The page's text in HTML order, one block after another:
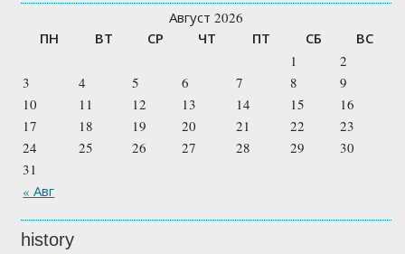
Август 2026
ПН ВТ СР ЧТ ПТ СБ ВС
« Авг
1
2
3
4 5 6 7 8
9
10
11 12 13 14 15
16
17
18 19 20 21 22
23
24
25 26 27 28 29
30
31
history